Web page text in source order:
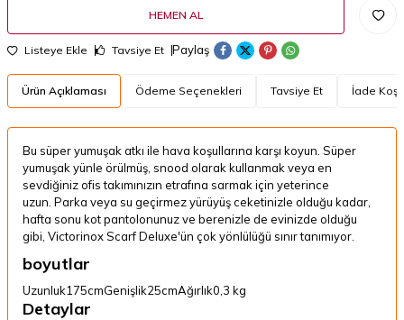
HEMEN AL
Listeye Ekle Tavsiye Et Paylaş
Ürün Açıklaması Ödeme Seçenekleri Tavsiye Et İade
Bu süper yumuşak atkı ile hava koşullarına karşı koyun. Süper
yumuşak yünle örülmüş, snood olarak kullanmak veya en
sevdiğiniz ofis takımınızın etrafına sarmak için yeterince
uzun. Parka veya su geçirmez yürüyüş ceketinizle olduğu kadar,
hafta sonu kot pantolonunuz ve berenizle de evinizde olduğu
gibi, Victorinox Scarf Deluxe'ün çok yönlülüğü sınır tanımıyor.
boyutlar
Uzunluk175cmGenişlik25cmAğırlık0,3 kg
Detaylar